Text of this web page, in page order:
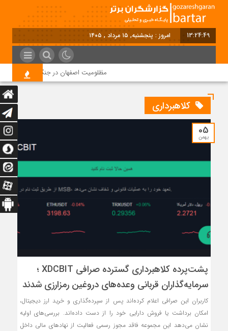
13:24:49 امروز : پنجشنبه, ۱۵ مرداد , ۱۴۰۵
مظلومیت اصفهان در جنگ رمضان
کلاهبرداری
05
بهمن
پشت‌پرده کلاهبرداری گسترده صرافی XDCBIT ؛
سرمایه‌گذاران قربانی وعده‌های دروغین رمزارزی شدند
کاربران این صرافی اعلام کرده‌اند پس از سپرده‌گذاری و خرید ارز دیجیتال،
امکان برداشت یا فروش دارایی خود را از دست داده‌اند. بررسی‌های اولیه
نشان می‌دهد این مجموعه فاقد مجوز رسمی فعالیت از نهادهای مالی داخل